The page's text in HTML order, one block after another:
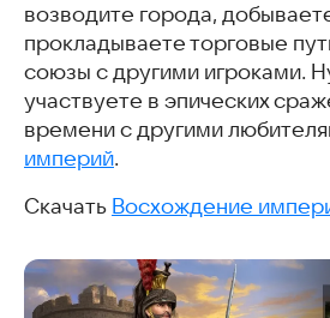
возводите города,
прокладываете торговые
союзы с другими игроками.
участвуете в эпических
времени с другими
империй.
Скачать Восхождение